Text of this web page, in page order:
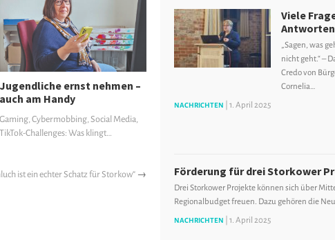
Jugendliche ernst nehmen –
auch am Handy
Gaming, Cybermobbing, Social Media,
TikTok-Challenges: Was klingt…
ist ein echter Schatz für Storkow“ →
Viele
Antworten
„Sagen, was
nicht geht.“ –
Credo von
Cornelia…
NACHRICHTEN 1. April 2025
Förderung für drei Storkower
Drei Storkower Projekte können sich über
Regionalbudget freuen. Dazu gehören die
NACHRICHTEN 1. April 2025